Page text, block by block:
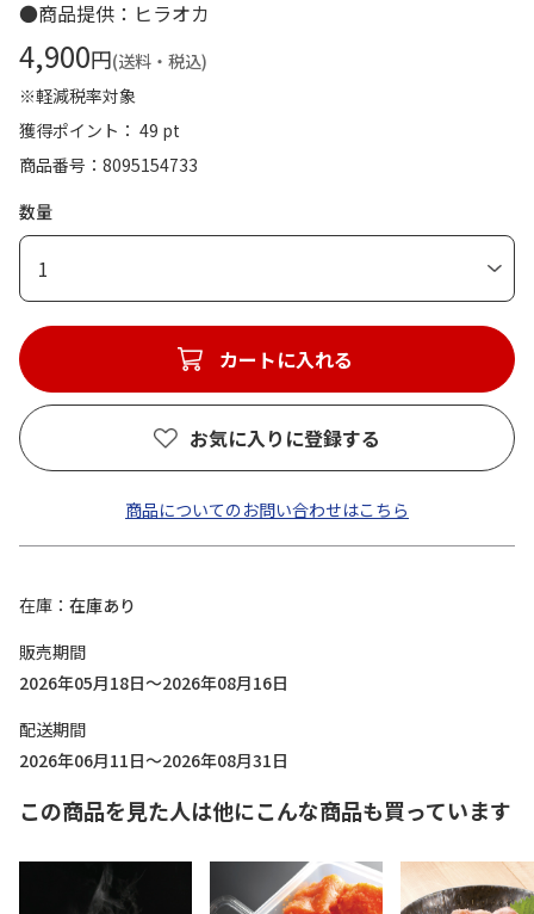
●商品提供：ヒラオカ
4,900円(送料・税込)
※軽減税率対象
獲得ポイント： 49 pt
商品番号
8095154733
数量
1
カートに入れる
お気に入りに登録する
商品についてのお問い合わせはこちら
在庫
在庫あり
販売期間
2026年05月18日～2026年08月16日
配送期間
2026年06月11日～2026年08月31日
この商品を見た人は他にこんな商品も買っています